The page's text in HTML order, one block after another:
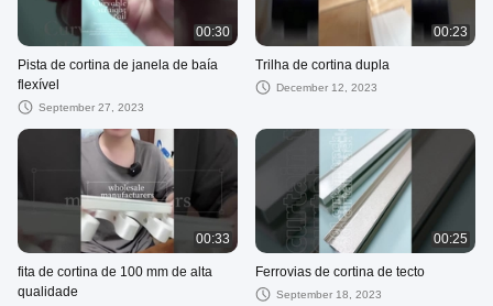
00:30
Pista de cortina de janela de baía
flexível
September 27, 2023
00:23
Trilha de cortina dupla
December 12, 2023
00:33
fita de cortina de 100 mm de alta
qualidade
00:25
Ferrovias de cortina de tecto
September 18, 2023